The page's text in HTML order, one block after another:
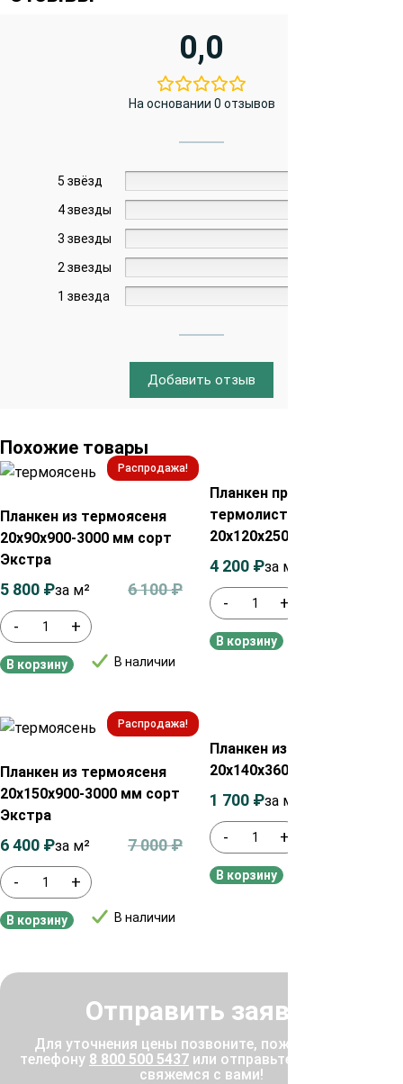
0,0
На основании 0 отзывов
5 звёзд
4 звезды
3 звезды
2 звезды
1 звезда
Добавить отзыв
Похожие товары
Распродажа!
Планкен из термоясеня
20х90х900-3000 мм сорт
Экстра
- +
В наличии
6 100₽
5 800 ₽за м²
В корзину
Планкен прямой из
термолиственницы
20х120х2500 мм сорт А
- +
4 200 ₽за м²
В корзину
Распродажа!
Планкен из термоясеня
20х150х900-3000 мм сорт
Экстра
- +
В наличии
7 000₽
6 400 ₽за м²
В корзину
Планкен из термососны
20х140х3600 мм сорт АВ
- +
1 700 ₽за м²
В корзину
Отправить заявку
Для уточнения цены позвоните, пожалуйста, по
телефону 8 800 500 5437 или отправьте заявку, и мы
свяжемся с вами!